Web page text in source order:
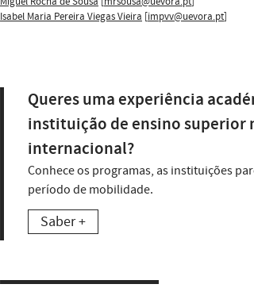
Isabel Maria Pereira Viegas Vieira [impvv@uevora.pt]
Queres uma experiência
instituição de ensino superior
internacional?
Conhece os programas, as instituições
período de mobilidade.
Saber +